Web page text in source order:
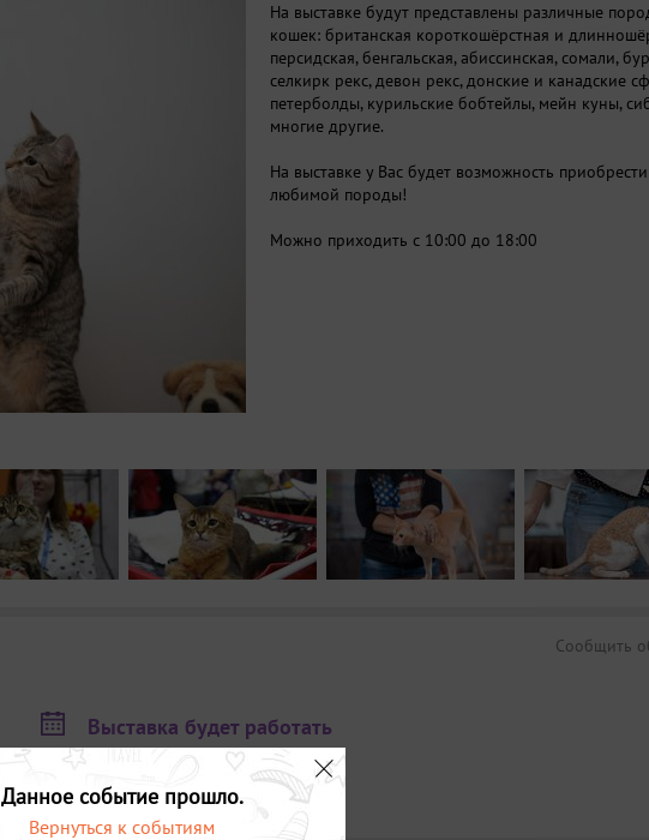
На выставке будут представлены различные
кошек: британская короткошёрстная и
персидская, бенгальская, абиссинская, сомали,
селкирк рекс, девон рекс, донские и канадские
петерболды, курильские бобтейлы, мейн куны,
многие другие.
На выставке у Вас будет возможность
любимой породы!
Можно приходить с 10:00 до 18:00
Сообщить
Выставка будет работать
10 декабря в 10:00
11 декабря в 10:00
Данное событие прошло.
Вернуться к событиям